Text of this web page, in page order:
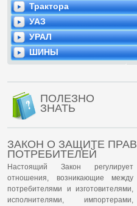
Трактора
УАЗ
УРАЛ
ШИНЫ
ПОЛЕЗНО
ЗНАТЬ
ЗАКОН О ЗАЩИТЕ ПРАВ
ПОТРЕБИТЕЛЕЙ
Настоящий Закон регулирует
отношения, возникающие между
потребителями и изготовителями,
исполнителями, импортерами,